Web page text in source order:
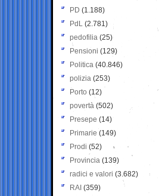
PD (1.188)
PdL (2.781)
pedofilia (25)
Pensioni (129)
Politica (40.846)
polizia (253)
Porto (12)
povertà (502)
Presepe (14)
Primarie (149)
Prodi (52)
Provincia (139)
radici e valori (3.682)
RAI (359)